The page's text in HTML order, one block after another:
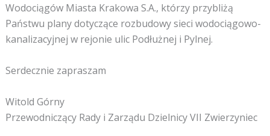
Wodociągów Miasta Krakowa S.A., którzy przybliżą
Państwu plany dotyczące rozbudowy sieci wodociągowo-
kanalizacyjnej w rejonie ulic Podłużnej i Pylnej.
Serdecznie zapraszam
Witold Górny
Przewodniczący Rady i Zarządu Dzielnicy VII Zwierzyniec